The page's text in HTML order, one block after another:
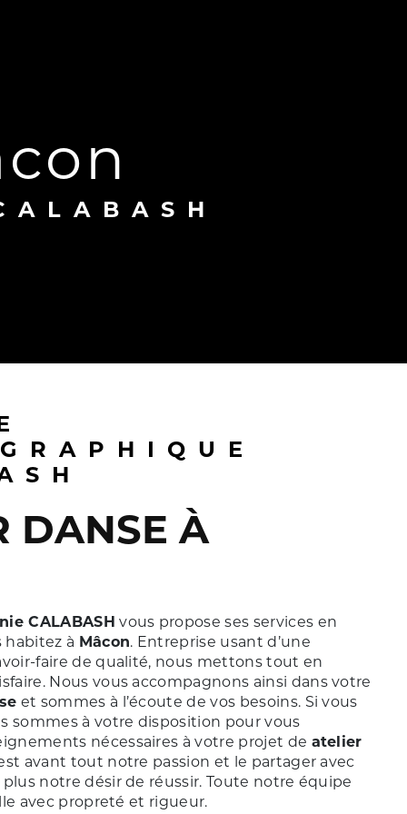
CALABASH vous propose ses services en
habitez à Mâcon. Entreprise usant d’une
faire de qualité, nous mettons tout en
Nous vous accompagnons ainsi dans votre
et sommes à l’écoute de vos besoins. Si vous
sommes à votre disposition pour vous
nécessaires à votre projet de atelier
avant tout notre passion et le partager avec
notre désir de réussir. Toute notre équipe
avec propreté et rigueur.